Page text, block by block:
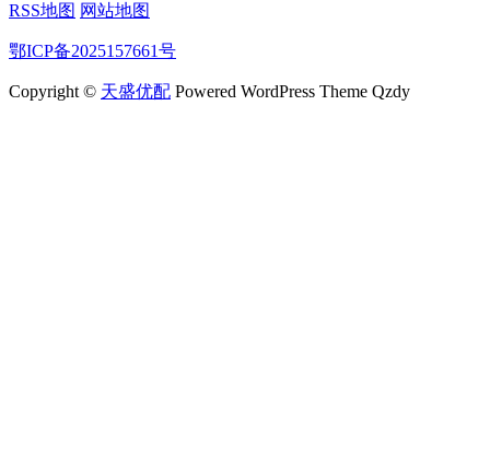
RSS地图 网站地图
鄂ICP备2025157661号
Copyright © 天盛优配 Powered WordPress Theme Qzdy